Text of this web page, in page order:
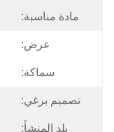
مادة مناسبة:
عرض:
سماكة:
تصميم برغي:
بلد المنشأ: